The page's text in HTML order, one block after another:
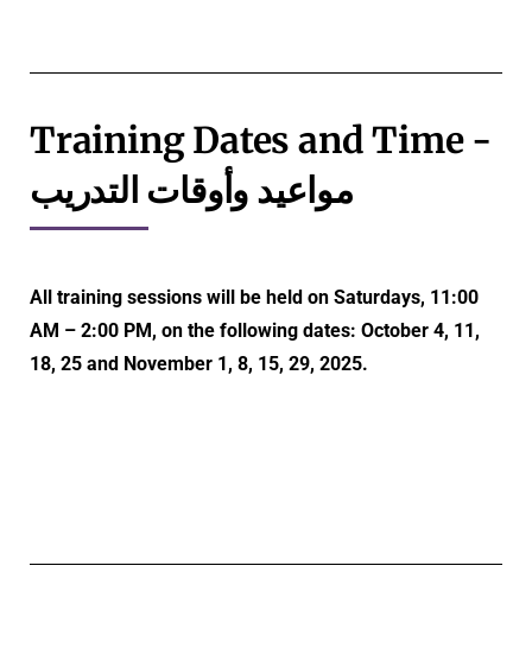
Training Dates and Time -
مواعيد وأوقات التدريب
All training sessions will be held on Saturdays, 11:00
AM – 2:00 PM, on the following dates: October 4, 11,
18, 25 and November 1, 8, 15, 29, 2025.